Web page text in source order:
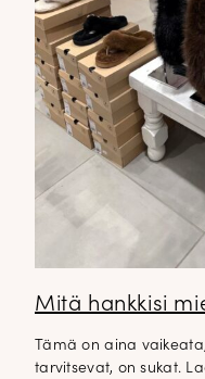
Mitä hankkisi
Tämä on aina
tarvitsevat, on sukat.